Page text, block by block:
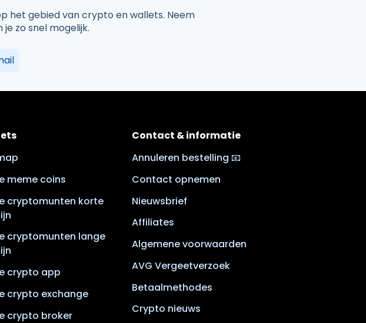
het gebied van crypto en wallets. Neem
zo snel mogelijk.
meme coins
cryptomunten korte
cryptomunten lange
crypto app
crypto exchange
crypto broker
Contact & informatie
Annuleren bestelling 📧
Contact opnemen
Nieuwsbrief
Affiliates
Algemene voorwaarden
AVG Vergeetverzoek
Betaalmethodes
Crypto nieuws